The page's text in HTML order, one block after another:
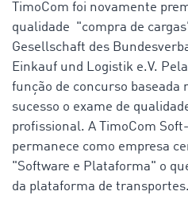
TimoCom foi novamente
qualidade "compra de
Gesellschaft des
Einkauf und Logistik e.V.
função de concurso baseada
sucesso o exame de
profissional. A TimoCom
permanece como empresa
"Software e Plataforma" o
da plataforma de transportes.